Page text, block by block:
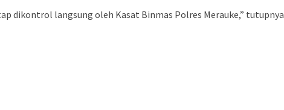
dikontrol langsung oleh Kasat Binmas Polres Merauke,” tutupnya